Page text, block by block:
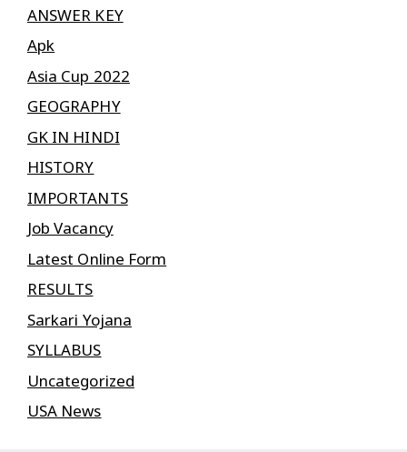
ANSWER KEY
Apk
Asia Cup 2022
GEOGRAPHY
GK IN HINDI
HISTORY
IMPORTANTS
Job Vacancy
Latest Online Form
RESULTS
Sarkari Yojana
SYLLABUS
Uncategorized
USA News